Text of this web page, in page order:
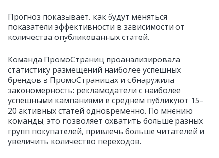
Прогноз показывает, как будут меняться
показатели эффективности в зависимости от
количества опубликованных статей.
Команда ПромоСтраниц проанализировала
статистику размещений наиболее успешных
брендов в ПромоСтраницах и обнаружила
закономерность: рекламодатели с наиболее
успешными кампаниями в среднем публикуют 15–
20 активных статей одновременно. По мнению
команды, это позволяет охватить больше разных
групп покупателей, привлечь больше читателей и
увеличить количество переходов.